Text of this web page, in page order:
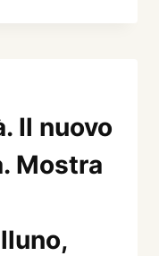
Il nuovo
Mostra